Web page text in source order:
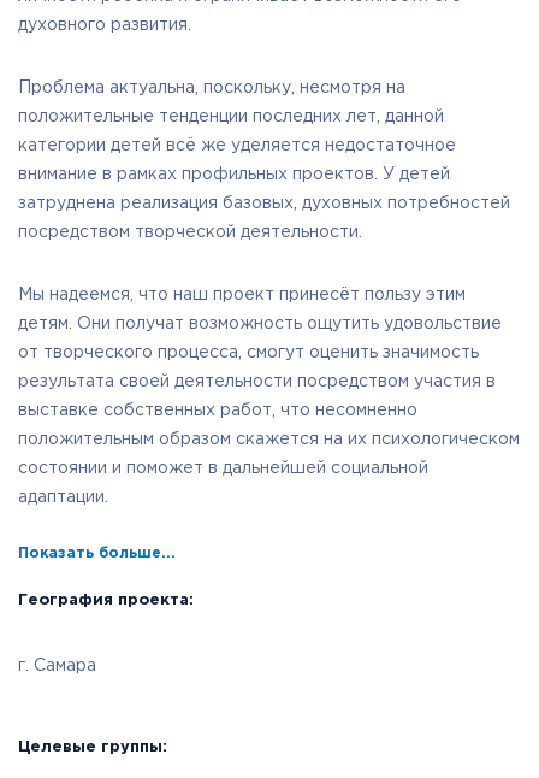
духовного развития.
Проблема актуальна, поскольку, несмотря на
положительные тенденции последних лет, данной
категории детей всё же уделяется недостаточное
внимание в рамках профильных проектов. У детей
затруднена реализация базовых, духовных потребностей
посредством творческой деятельности.
Мы надеемся, что наш проект принесёт пользу этим
детям. Они получат возможность ощутить удовольствие
от творческого процесса, смогут оценить значимость
результата своей деятельности посредством участия в
выставке собственных работ, что несомненно
положительным образом скажется на их психологическом
состоянии и поможет в дальнейшей социальной
адаптации.
Показать больше...
География проекта:
г. Самара
Целевые группы: